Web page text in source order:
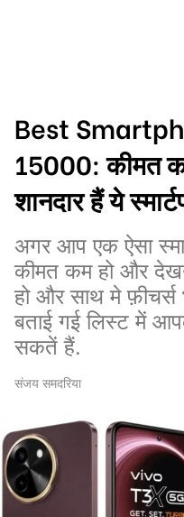
Best
15000: कीमत
शानदार हैं ये
अगर आप एक ऐसा
कीमत कम हो और
हो और साथ मे
बताई गई लिस्ट में
सकतें हैं.
संजय समदरिया